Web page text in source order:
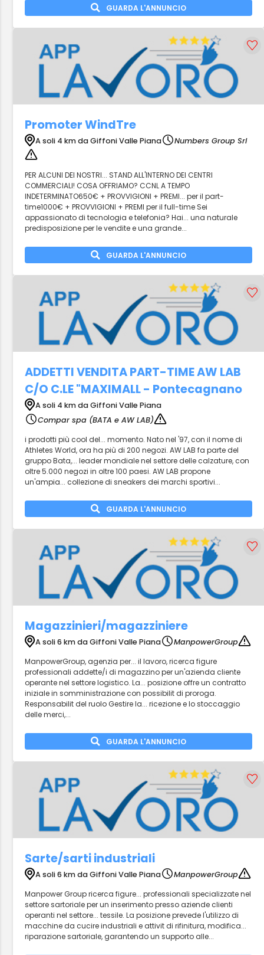
GUARDA L'ANNUNCIO
Promoter WindTre
A soli 4 km da Giffoni Valle Piana Numbers Group Srl
PER ALCUNI DEI NOSTRI... STAND ALL'INTERNO DEI CENTRI
COMMERCIALI! COSA OFFRIAMO? CCNL A TEMPO
INDETERMINATO650€ + PROVVIGIONI + PREMI... per il part-
time1000€ + PROVVIGIONI + PREMI per il full-time Sei
appassionato di tecnologia e telefonia? Hai... una naturale
predisposizione per le vendite e una grande...
GUARDA L'ANNUNCIO
ADDETTI VENDITA PART-TIME AW LAB
C/O C.LE "MAXIMALL - Pontecagnano
A soli 4 km da Giffoni Valle Piana
Compar spa (BATA e AW LAB)
i prodotti più cool del... momento. Nato nel '97, con il nome di
Athletes World, ora ha più di 200 negozi. AW LAB fa parte del
gruppo Bata,... leader mondiale nel settore delle calzature, con
oltre 5.000 negozi in oltre 100 paesi. AW LAB propone
un'ampia... collezione di sneakers dei marchi sportivi...
GUARDA L'ANNUNCIO
Magazzinieri/magazziniere
A soli 6 km da Giffoni Valle Piana
ManpowerGroup
ManpowerGroup, agenzia per... il lavoro, ricerca figure
professionali addette/i di magazzino per un'azienda cliente
operante nel settore logistico. La... posizione offre un contratto
iniziale in somministrazione con possibilit di proroga.
Responsabilit del ruolo Gestire la... ricezione e lo stoccaggio
delle merci,...
GUARDA L'ANNUNCIO
Sarte/sarti industriali
A soli 6 km da Giffoni Valle Piana
ManpowerGroup
Manpower Group ricerca figure... professionali specializzate nel
settore sartoriale per un inserimento presso aziende clienti
operanti nel settore... tessile. La posizione prevede l'utilizzo di
macchine da cucire industriali e attivit di rifinitura, modifica...
riparazione sartoriale, garantendo un supporto alle...